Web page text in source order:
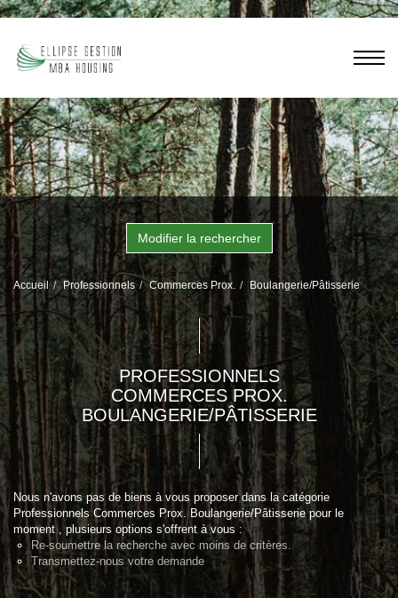
Modifier la rechercher
Accueil Professionnels Commerces Prox. Boulangerie/Pâtisserie
PROFESSIONNELS
COMMERCES PROX.
BOULANGERIE/PÂTISSERIE
Nous n'avons pas de biens à vous proposer dans la catégorie
Professionnels Commerces Prox. Boulangerie/Pâtisserie pour le
moment , plusieurs options s'offrent à vous :
Re-soumettre la recherche avec moins de critères.
Transmettez-nous votre demande